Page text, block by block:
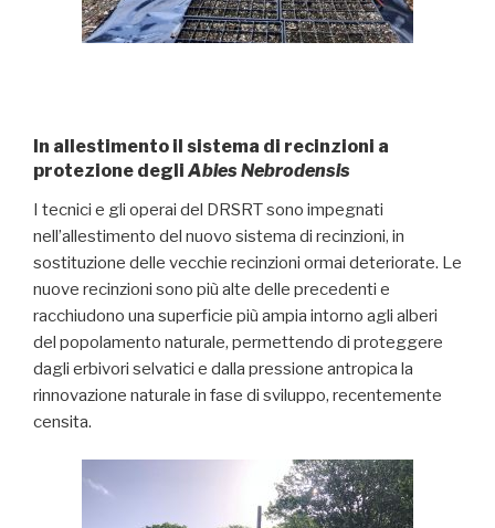
In allestimento il sistema di recinzioni a
protezione degli Abies Nebrodensis
I tecnici e gli operai del DRSRT sono impegnati
nell’allestimento del nuovo sistema di recinzioni, in
sostituzione delle vecchie recinzioni ormai deteriorate. Le
nuove recinzioni sono più alte delle precedenti e
racchiudono una superficie più ampia intorno agli alberi
del popolamento naturale, permettendo di proteggere
dagli erbivori selvatici e dalla pressione antropica la
rinnovazione naturale in fase di sviluppo, recentemente
censita.